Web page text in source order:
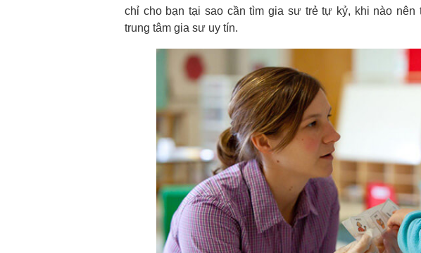
chỉ cho bạn tại sao cần tìm gia sư trẻ tự kỷ, khi nào
trung tâm gia sư uy tín.